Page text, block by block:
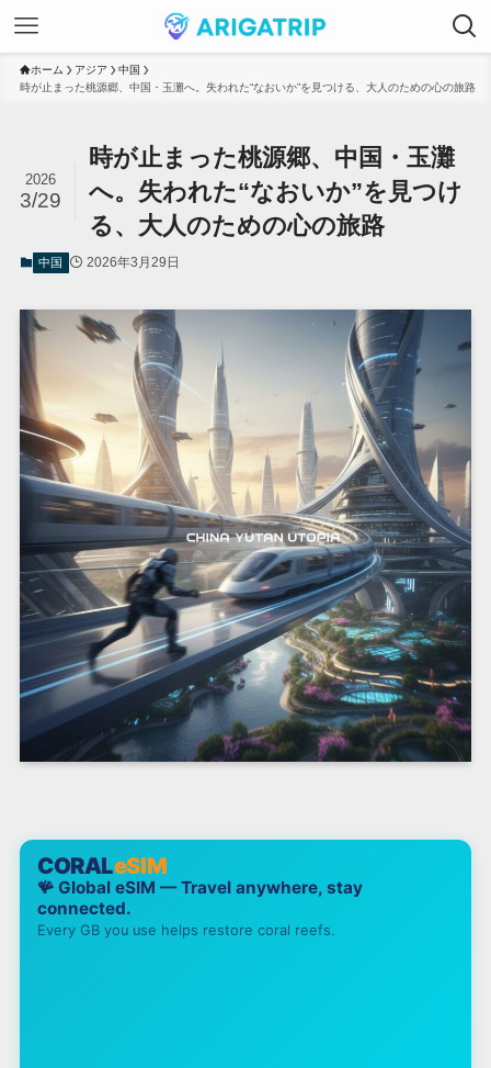
ホーム アジア
中国
時が止まった桃源郷、中国・玉灘へ。失われた“なおいか”を見つける、大人のための心の旅路
時が止まった桃源郷、中国・玉灘
へ。失われた“なおいか”を見つけ
る、大人のための心の旅路
2026
3/29
中国 2026年3月29日
CORALeSIM
🪸 Global eSIM — Travel anywhere, stay
connected.
Every GB you use helps restore coral reefs.